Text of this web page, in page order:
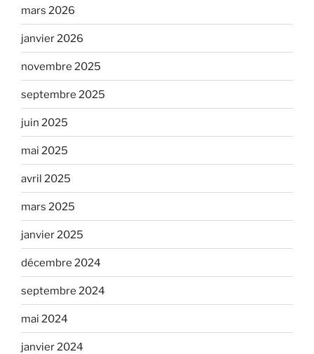
mars 2026
janvier 2026
novembre 2025
septembre 2025
juin 2025
mai 2025
avril 2025
mars 2025
janvier 2025
décembre 2024
septembre 2024
mai 2024
janvier 2024